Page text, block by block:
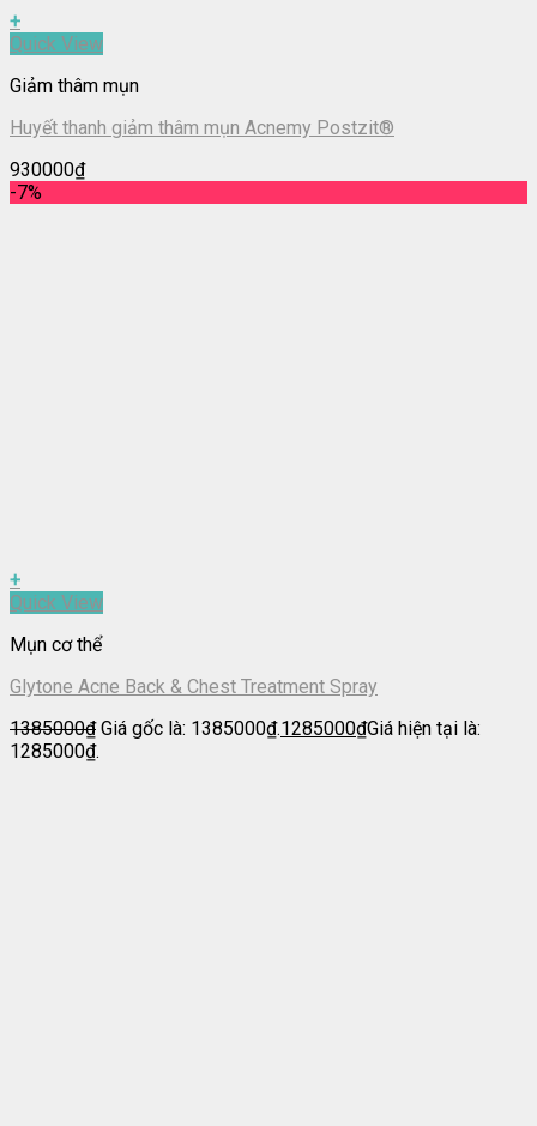
+
Quick View
Giảm thâm mụn
Huyết thanh giảm thâm mụn Acnemy Postzit®
930000₫
-7%
+
Quick View
Mụn cơ thể
Glytone Acne Back & Chest Treatment Spray
1385000₫ Giá gốc là: 1385000₫.1285000₫Giá hiện tại là:
1285000₫.